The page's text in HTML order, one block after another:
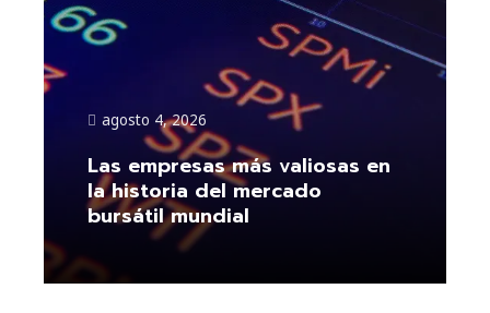
agosto 4, 2026
Las empresas más valiosas en
la historia del mercado
bursátil mundial